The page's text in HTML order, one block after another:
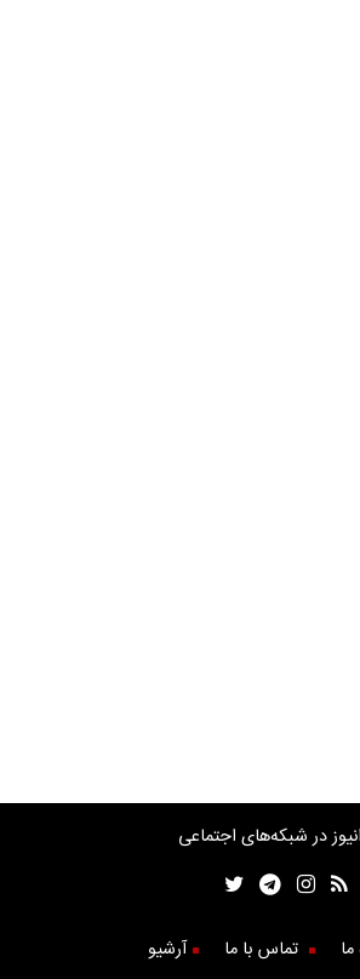
در شبکه‌های اجتماعی
تماس با ما آرشیو